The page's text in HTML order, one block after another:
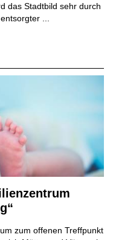
das Stadtbild sehr durch
...
zum offenen Treffpunkt